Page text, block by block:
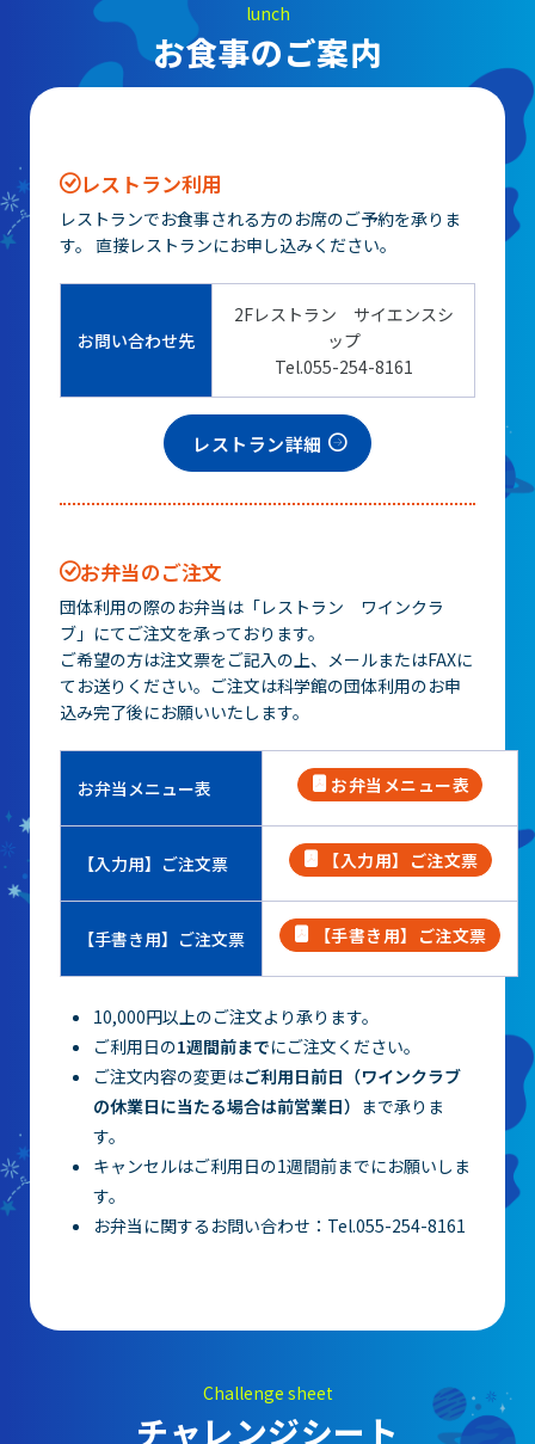
lunch
お食事のご案内
レストラン利用
レストランでお食事される方のお席のご予約を承りま
す。 直接レストランにお申し込みください。
お問い合わせ先
2Fレストラン サイエンスシ
ップ
Tel.055-254-8161
レストラン詳細
お弁当のご注文
団体利用の際のお弁当は「レストラン ワインクラ
ブ」にてご注文を承っております。
ご希望の方は注文票をご記入の上、メールまたはFAXに
てお送りください。ご注文は科学館の団体利用のお申
込み完了後にお願いいたします。
お弁当メニュー表 お弁当メニュー表
【入力用】ご注文票 【入力用】ご注文票
【手書き用】ご注文票 【手書き用】ご注文票
10,000円以上のご注文より承ります。
ご利用日の1週間前までにご注文ください。
ご注文内容の変更はご利用日前日（ワインクラブ
の休業日に当たる場合は前営業日） まで承りま
す。
キャンセルはご利用日の1週間前までにお願いしま
す。
お弁当に関するお問い合わせ：Tel.055-254-8161
Challenge sheet
チャレンジシート